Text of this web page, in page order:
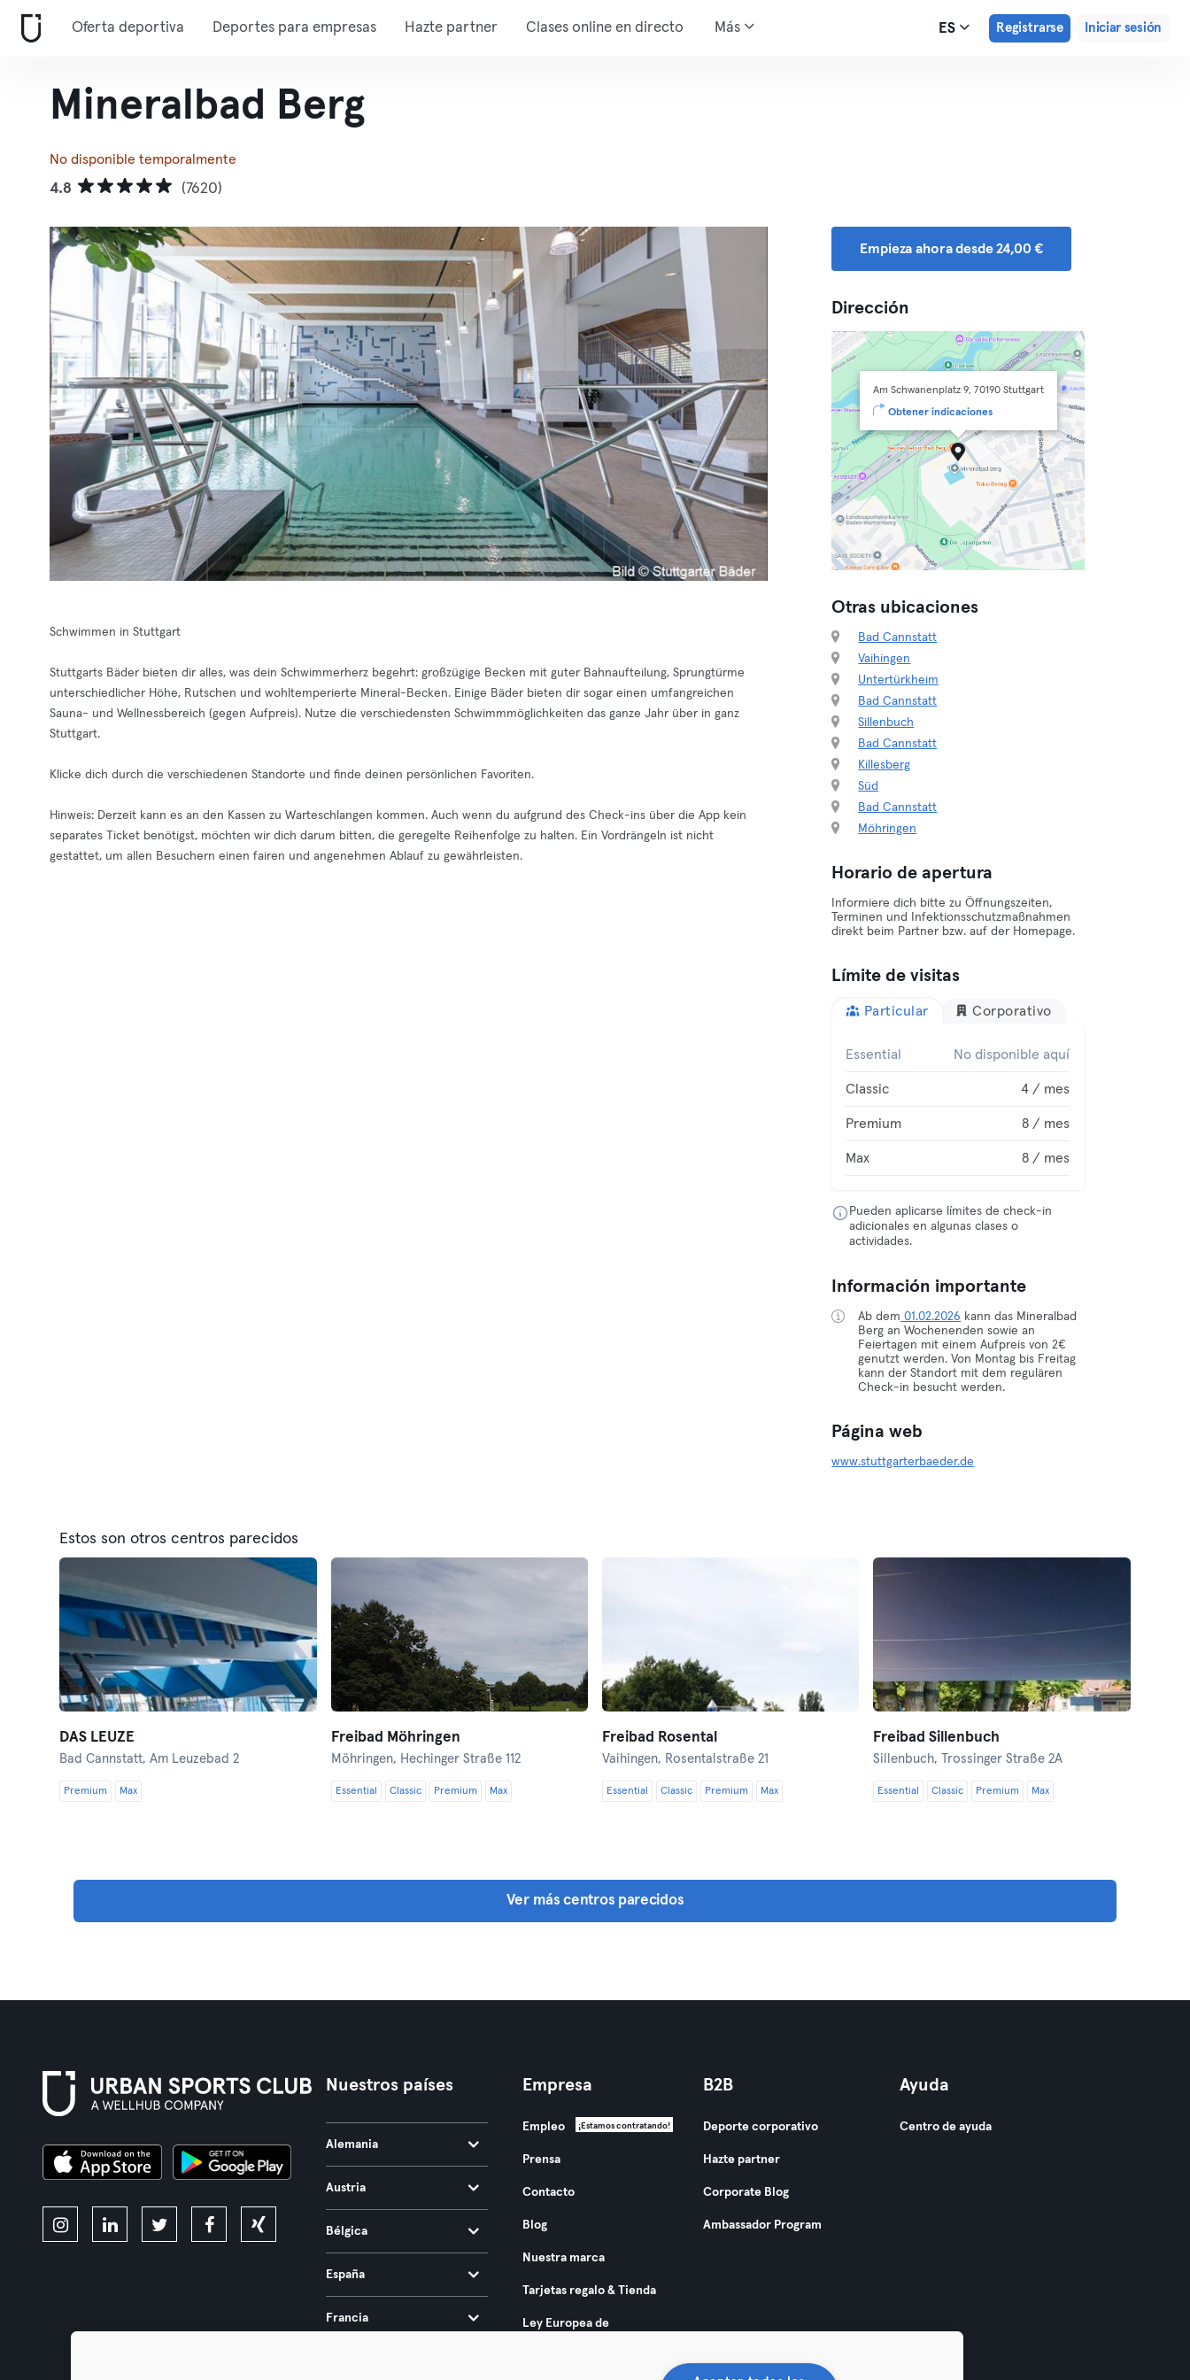
Oferta deportiva Deportes para empresas Hazte partner Clases online en directo Más ES Registrarse Iniciar sesión
Mineralbad Berg
No disponible temporalmente
4.8 (7620)
Schwimmen in Stuttgart
Stuttgarts Bäder bieten dir alles, was dein Schwimmerherz begehrt: großzügige Becken mit guter Bahnaufteilung, Sprungtürme
unterschiedlicher Höhe, Rutschen und wohltemperierte Mineral-Becken. Einige Bäder bieten dir sogar einen umfangreichen
Sauna- und Wellnessbereich (gegen Aufpreis). Nutze die verschiedensten Schwimmmöglichkeiten das ganze Jahr über in ganz
Stuttgart.
Klicke dich durch die verschiedenen Standorte und finde deinen persönlichen Favoriten.
Hinweis: Derzeit kann es an den Kassen zu Warteschlangen kommen. Auch wenn du aufgrund des Check-ins über die App kein
separates Ticket benötigst, möchten wir dich darum bitten, die geregelte Reihenfolge zu halten. Ein Vordrängeln ist nicht
gestattet, um allen Besuchern einen fairen und angenehmen Ablauf zu gewährleisten.
Empieza ahora desde 24,00 €
Dirección
Am Schwanenplatz 9, 70190 Stuttgart
Obtener indicaciones
Otras ubicaciones
Bad Cannstatt
Vaihingen
Untertürkheim
Bad Cannstatt
Sillenbuch
Bad Cannstatt
Killesberg
Süd
Bad Cannstatt
Möhringen
Horario de apertura
Informiere dich bitte zu Öffnungszeiten,
Terminen und Infektionsschutzmaßnahmen
direkt beim Partner bzw. auf der Homepage.
Límite de visitas
Particular Corporativo
Essential No disponible aquí
Classic 4 / mes
Premium 8 / mes
Max 8 / mes
Pueden aplicarse límites de check-in
adicionales en algunas clases o
actividades.
Información importante
Ab dem 01.02.2026 kann das Mineralbad
Berg an Wochenenden sowie an
Feiertagen mit einem Aufpreis von 2€
genutzt werden. Von Montag bis Freitag
kann der Standort mit dem regulären
Check-in besucht werden.
Página web
www.stuttgarterbaeder.de
Estos son otros centros parecidos
DAS LEUZE
Bad Cannstatt,Am Leuzebad 2
Premium Max
Freibad Möhringen
Möhringen, Hechinger Straße 112
Essential Classic Premium Max
Freibad Rosental
Vaihingen, Rosentalstraße 21
Essential Classic Premium Max
Freibad Sillenbuch
Sillenbuch, Trossinger Straße 2A
Essential Classic Premium Max
Ver más centros parecidos
Nuestros países
Alemania
Austria
Bélgica
España
Francia
Empresa
Empleo ¡Estamos contratando!
Prensa
Contacto
Blog
Nuestra marca
Tarjetas regalo & Tienda
Ley Europea de
B2B
Deporte corporativo
Hazte partner
Corporate Blog
Ambassador Program
Ayuda
Centro de ayuda